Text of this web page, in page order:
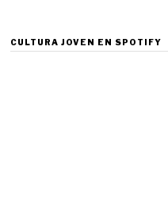
CULTURA JOVEN EN SPOTIFY